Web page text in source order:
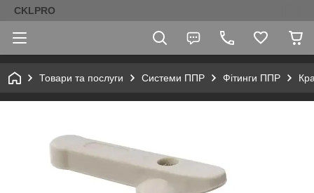
CKLPRO
Товари та послуги Системи ППР Фітинги ППР